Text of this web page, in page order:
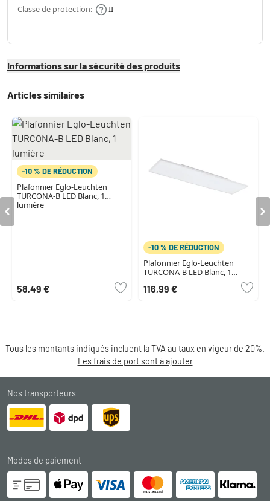
Classe de protection:
II
Informations sur la sécurité des produits
Articles similaires
-10 % DE RÉDUCTION
Plafonnier Eglo-Leuchten
TURCONA-B LED Blanc, 1
lumière
58,49 €
-10 % DE RÉDUCTION
Plafonnier Eglo-Leuchten
TURCONA-B LED Blanc, 1
116,99 €
Tous les montants indiqués incluent la TVA au taux en vigeur de 20%.
Les frais de port sont à ajouter
Nos transporteurs
Modes de paiement